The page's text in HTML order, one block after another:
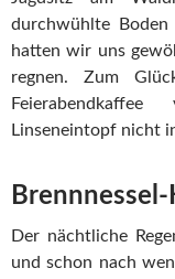
durchwühlte
hatten wir uns
regnen. Zum
Linseneintopf nicht
Der nächtliche
und schon nach